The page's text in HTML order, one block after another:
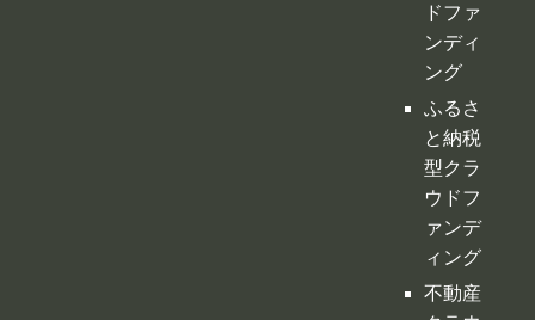
ドファ
ンディ
ング
ふるさ
と納税
型クラ
ウドフ
ァンデ
ィング
不動産